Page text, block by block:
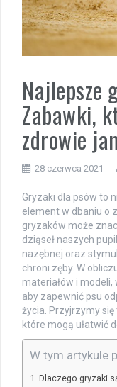
Najlepsze
Zabawki,
zdrowie
28 czerwca 2021
Gryzaki dla psów to
element w dbaniu o
gryzaków może
dziąseł naszych
nazębnej oraz
chroni zęby. W
materiałów i
aby zapewnić psu
życia. Przyjrzymy
które mogą ułatwić
W tym artykule
Dlaczego gryzaki